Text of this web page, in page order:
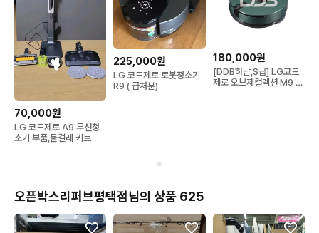
70,000원
LG 코드제로 A9 무선청
소기 부품,물걸레 키트
225,000원
LG 코드제로 로봇청소기
R9 ( 급처분)
180,000원
[DDB하남,S급] LG코드
제로 오브제컬렉션 M9 물
오픈박스리퍼브평택점님의 상품 625